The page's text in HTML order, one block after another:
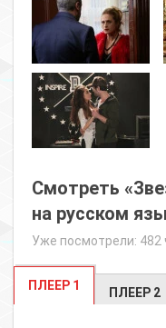
Смотреть
на русском
Уже посмотрели: 482
ПЛЕЕР 1 ПЛЕЕР 2